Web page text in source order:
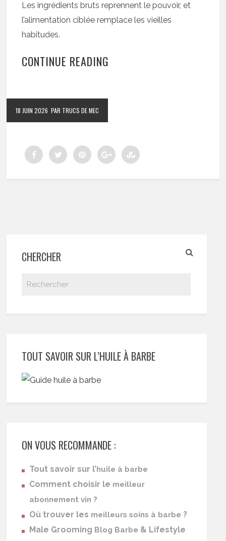
Les ingrédients bruts reprennent le pouvoir, et
l’alimentation ciblée remplace les vieilles
habitudes.
CONTINUE READING
18 JUIN 2026 PAR TRUCS DE MEC
CHERCHER
TOUT SAVOIR SUR L’HUILE À BARBE
ON VOUS RECOMMANDE :
Tout savoir sur l’huile à barbe
Comment choisir le meilleur
abonnement vin ?
Où trouver les meilleurs soins à barbe ?
Male Grooming Blog Barbe & Lifestyle